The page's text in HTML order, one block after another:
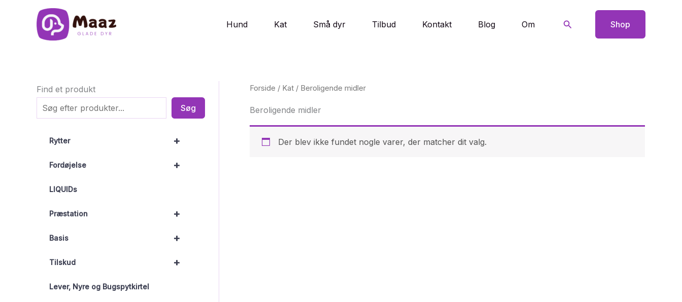
Hund Kat Små dyr Tilbud Kontakt Blog Om Søg Shop
Find et produkt
Søg
+
Rytter
+
Fordøjelse
LIQUIDs
+
Præstation
+
Basis
+
Tilskud
Lever, Nyre og Bugspytkirtel
Forside / Kat / Beroligende midler
Beroligende midler
Der blev ikke fundet nogle varer, der matcher dit valg.